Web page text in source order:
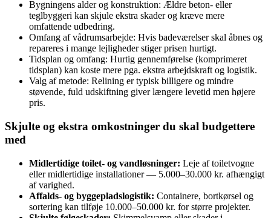
Bygningens alder og konstruktion: Ældre beton- eller
teglbyggeri kan skjule ekstra skader og kræve mere
omfattende udbedring.
Omfang af vådrumsarbejde: Hvis badeværelser skal åbnes og
repareres i mange lejligheder stiger prisen hurtigt.
Tidsplan og omfang: Hurtig gennemførelse (komprimeret
tidsplan) kan koste mere pga. ekstra arbejdskraft og logistik.
Valg af metode: Relining er typisk billigere og mindre
støvende, fuld udskiftning giver længere levetid men højere
pris.
Skjulte og ekstra omkostninger du skal budgettere
med
Midlertidige toilet- og vandløsninger: Leje af toiletvogne
eller midlertidige installationer — 5.000–30.000 kr. afhængigt
af varighed.
Affalds- og byggepladslogistik: Containere, bortkørsel og
sortering kan tilføje 10.000–50.000 kr. for større projekter.